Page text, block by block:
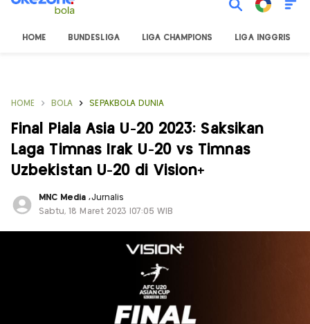
HOME BUNDESLIGA LIGA CHAMPIONS LIGA INGGRIS
HOME BOLA SEPAKBOLA DUNIA
Final Piala Asia U-20 2023: Saksikan
Laga Timnas Irak U-20 vs Timnas
Uzbekistan U-20 di Vision+
MNC Media,Jurnalis
Sabtu, 18 Maret 2023 |07:05 WIB